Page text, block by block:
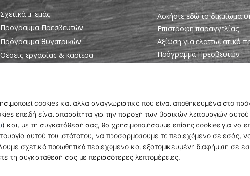
Σχετικά μ' εμάς
Πρόγραμμα Πρεσβευτών
Πρόγραμμα θυγατρικών
Θέσεις εργασίας & καριέρα
Ασκήστε εδώ το δικαίωμα
Επιστροφή παραγγελίας
Αξίωση για ελαττωματικό
Πρόγραμμα Πρεσβευτών
Επικοινωνία
Συχνές ερωτήσεις
Πολιτική απορρήτου